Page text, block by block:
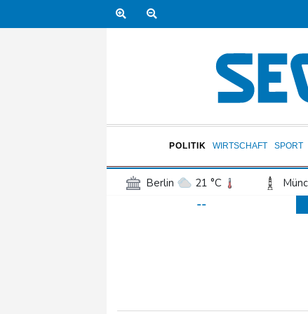
POLITIK WIRTSCHAFT SPORT
Berlin 21 °C
Frankfurt am Main
--